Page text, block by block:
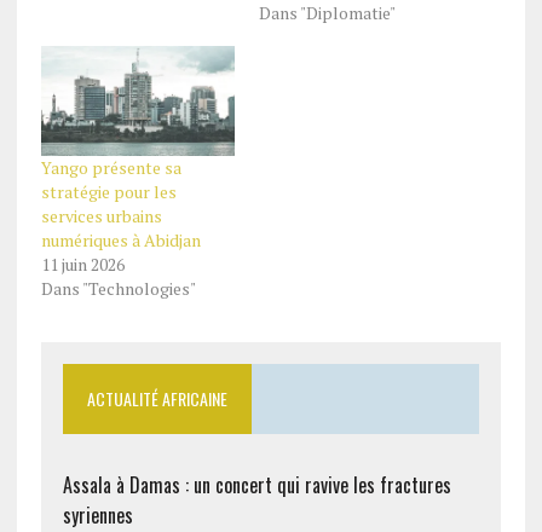
Dans "Diplomatie"
Yango présente sa
stratégie pour les
services urbains
numériques à Abidjan
11 juin 2026
Dans "Technologies"
ACTUALITÉ AFRICAINE
Assala à Damas : un concert qui ravive les fractures
syriennes